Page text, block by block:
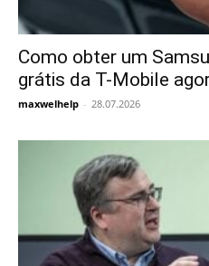
Como obter um
grátis da T-Mobile
maxwelhelp - 28.07.2026